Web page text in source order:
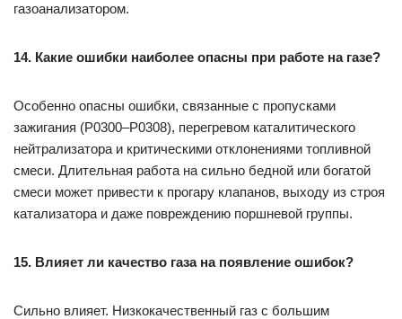
газоанализатором.
14. Какие ошибки наиболее опасны при работе на газе?
Особенно опасны ошибки, связанные с пропусками
зажигания (P0300–P0308), перегревом каталитического
нейтрализатора и критическими отклонениями топливной
смеси. Длительная работа на сильно бедной или богатой
смеси может привести к прогару клапанов, выходу из строя
катализатора и даже повреждению поршневой группы.
15. Влияет ли качество газа на появление ошибок?
Сильно влияет. Низкокачественный газ с большим